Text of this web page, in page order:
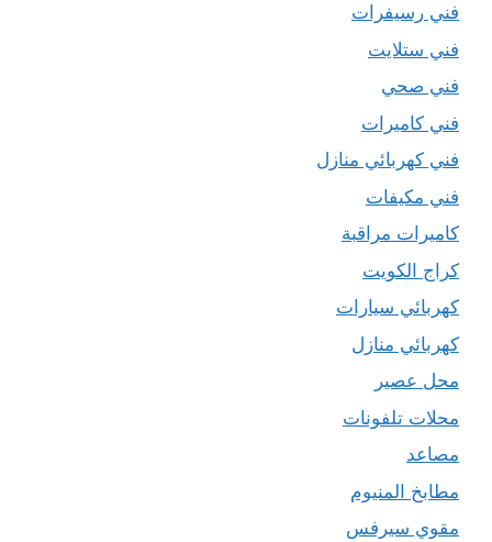
فني رسيفرات
فني ستلايت
فني صحي
فني كاميرات
فني كهربائي منازل
فني مكيفات
كاميرات مراقبة
كراج الكويت
كهربائي سيارات
كهربائي منازل
محل عصير
محلات تلفونات
مصاعد
مطابخ المنيوم
مقوي سيرفس